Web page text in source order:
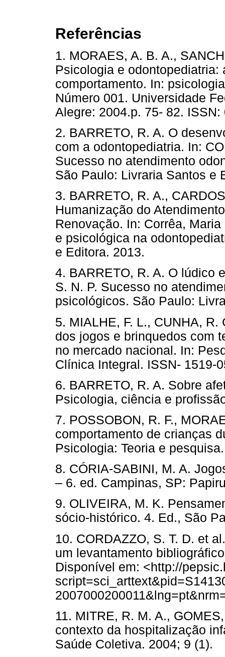
Referências
1. MORAES, A. B. A.,
Psicologia e
comportamento. In:
Número 001. Universidade
Alegre: 2004.p. 75- 82.
2. BARRETO, R. A. O
com a odontopediatria. In:
Sucesso no atendimento
São Paulo: Livraria Santos e
3. BARRETO, R. A.,
Humanização do
Renovação. In: Corrêa,
e psicológica na
e Editora. 2013.
4. BARRETO, R. A. O lúdico
S. N. P. Sucesso no
psicológicos. São Paulo:
5. MIALHE, F. L., CUNHA,
dos jogos e brinquedos com
no mercado nacional. In:
Clínica Integral. ISSN- 1519-
6. BARRETO, R. A. Sobre
Psicologia, ciência e
7. POSSOBON, R. F.,
comportamento de crianças
Psicologia: Teoria e
8. CÓRIA-SABINI, M. A.
– 6. ed. Campinas, SP:
9. OLIVEIRA, M. K.
sócio-histórico. 4. Ed., São
10. CORDAZZO, S. T. D. et
um levantamento
Disponível em: <http://
11. MITRE, R. M. A.,
contexto da hospitalização
Saúde Coletiva. 2004; 9 (1).